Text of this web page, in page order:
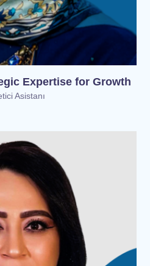
Expertise for Growth
Asistanı